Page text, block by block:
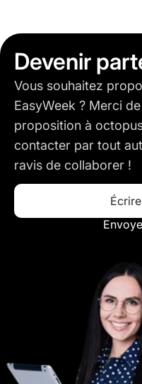
Devenir
Vous souhaitez
EasyWeek ? Merci
proposition à
contacter par tout
ravis de collaborer !